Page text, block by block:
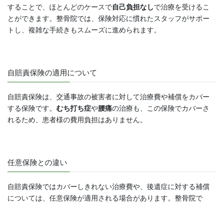
することで、ほとんどのケースで自己負担なしで治療を受けるこ
とができます。整骨院では、保険対応に慣れたスタッフがサポー
トし、複雑な手続きもスムーズに進められます。
自賠責保険の適用について
自賠責保険は、交通事故の被害者に対して治療費や補償をカバー
する保険です。 むち打ち症や腰痛の治療も、この保険でカバーさ
れるため、患者様の費用負担はありません。
任意保険との違い
自賠責保険ではカバーしきれない治療費や、後遺症に対する補償
については、任意保険が適用される場合があります。整骨院で